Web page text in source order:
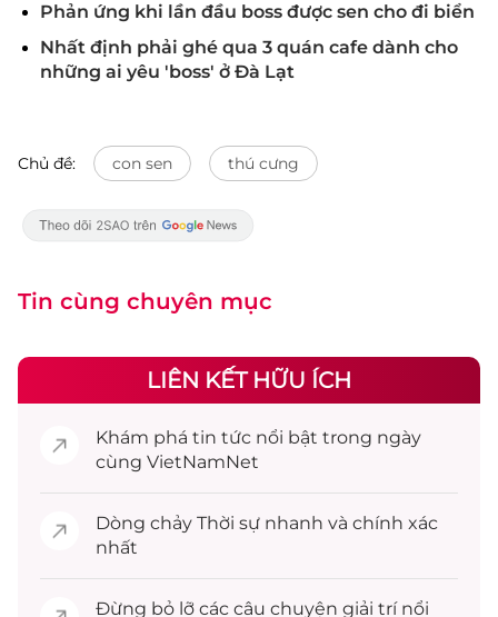
Phản ứng khi lần đầu boss được sen cho đi biển
Nhất định phải ghé qua 3 quán cafe dành cho
những ai yêu 'boss' ở Đà Lạt
Chủ đề: con sen thú cưng
Tin cùng chuyên mục
LIÊN KẾT HỮU ÍCH
Khám phá tin tức nổi bật trong ngày
cùng VietNamNet
Dòng chảy Thời sự nhanh và chính xác
nhất
Đừng bỏ lỡ các câu chuyện giải trínổi